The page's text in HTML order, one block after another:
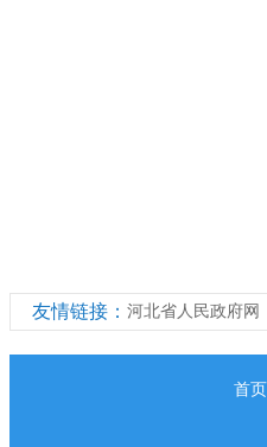
友情链接： 河北省人民政府网
首页